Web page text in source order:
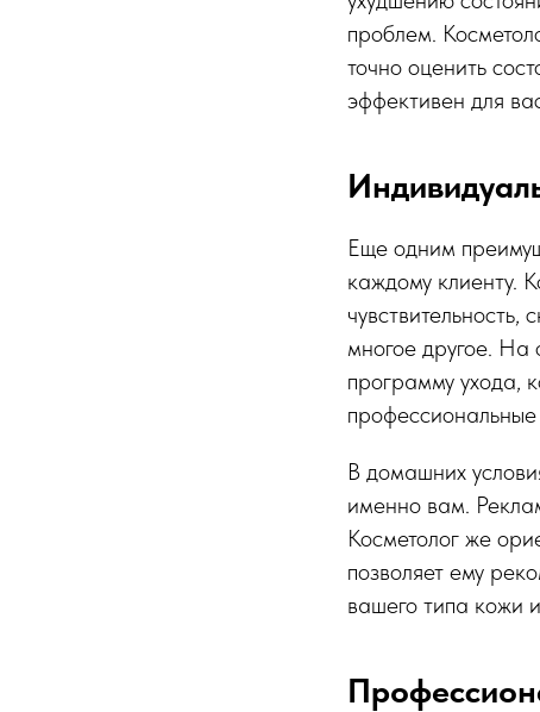
проблем.
точно оценить
эффективен для
Еще одним
каждому клиенту.
многое другое. На
программу ухода,
В домашних
именно вам.
Косметолог же
позволяет ему
вашего типа кожи